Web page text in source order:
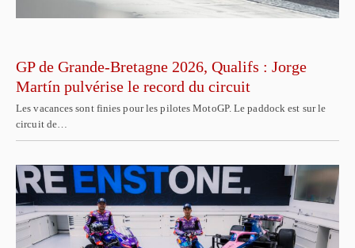
GP de Grande-Bretagne 2026, Qualifs : Jorge
Martín pulvérise le record du circuit
Les vacances sont finies pour les pilotes MotoGP. Le paddock est sur le
circuit de…